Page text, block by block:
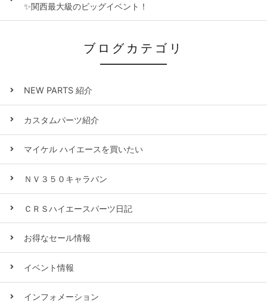
✨関西最大級のビッグイベント！
ブログカテゴリ
NEW PARTS 紹介
カスタムパーツ紹介
マイケル ハイエースを買いたい
ＮＶ３５０キャラバン
ＣＲＳハイエースパーツ日記
お得なセール情報
イベント情報
インフォメーション